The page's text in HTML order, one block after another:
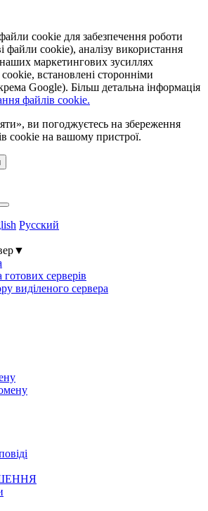
cookie для забезпечення роботи
файли cookie), аналізу використання
маркетингових зусиллях
встановлені сторонніми
Google). Більш детальна інформація
файлів cookie.
ви погоджуєтесь на збереження
cookie на вашому пристрої.
Русский
▼
серверів
виділеного сервера